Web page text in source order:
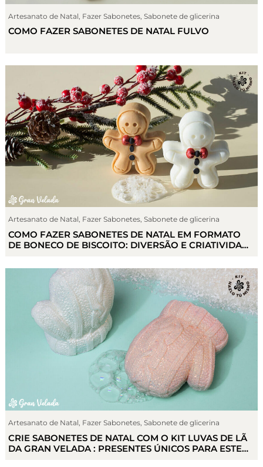
Artesanato de Natal Fazer Sabonetes Sabonete de glicerina
COMO FAZER SABONETES DE NATAL FULVO
Artesanato de Natal, Fazer Sabonetes, Sabonete de glicerina
COMO FAZER SABONETES DE NATAL EM FORMATO
DE BONECO DE BISCOITO: DIVERSÃO E CRIATIVIDADE
Artesanato de Natal, Fazer Sabonetes, Sabonete de glicerina
CRIE SABONETES DE NATAL COM O KIT LUVAS DE LÃ
DA GRAN VELADA : PRESENTES ÚNICOS PARA ESTE